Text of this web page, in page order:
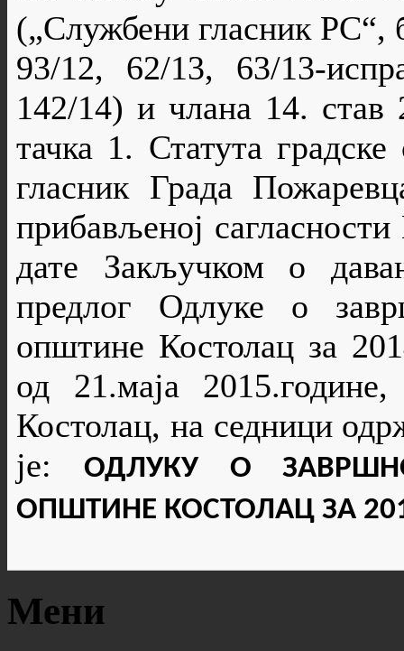
(„Службени гласник
93/12, 62/13, 63/13-
142/14) и члана 14.
тачка 1. Статута
гласник Града
прибављеној
дате Закључком о
предлог Одлуке о
општине Костолац за
од 21.маја
Костолац, на седници
је:ОДЛУКУ О
ОПШТИНЕ КОСТОЛАЦ ЗА
Мени